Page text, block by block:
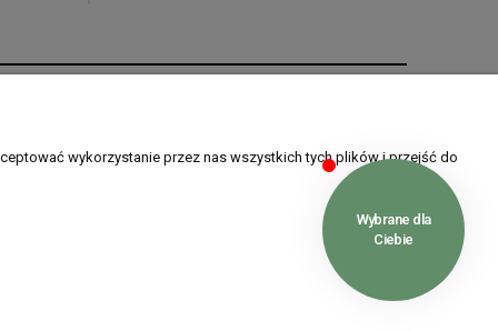
O nas
wykorzystanie przez nas wszystkich tych plików i przejść do